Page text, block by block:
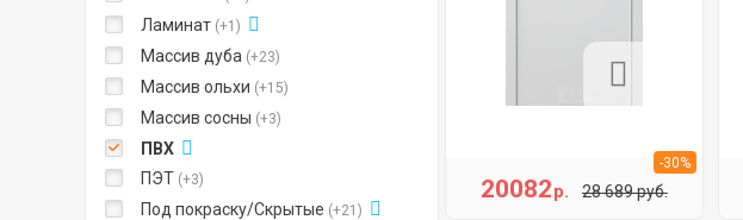
Ламинат +1
Массив дуба +23
Массив ольхи +15
Массив сосны +3
ПВХ
ПЭТ +3
Под покраску/Скрытые +21
20082р. 28 689 руб.
-30%